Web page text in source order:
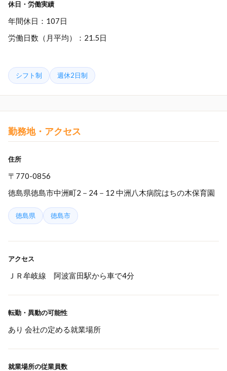
休日・労働実績
年間休日：107日
労働日数（月平均）：21.5日
シフト制 週休2日制
勤務地・アクセス
住所
〒770-0856
徳島県徳島市中洲町2－24－12 中洲八木病院はちの木保育園
徳島県 徳島市
アクセス
ＪＲ牟岐線 阿波富田駅から車で4分
転勤・異動の可能性
あり 会社の定める就業場所
就業場所の従業員数